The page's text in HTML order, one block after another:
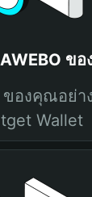
ข
ของคุณอย่า
Wallet